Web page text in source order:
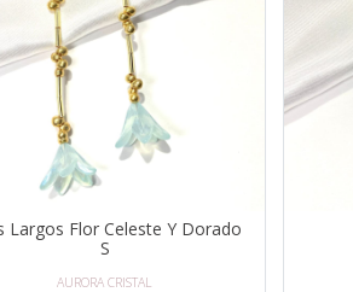
Largos Flor Celeste Y Dorado
S
AURORA CRISTAL